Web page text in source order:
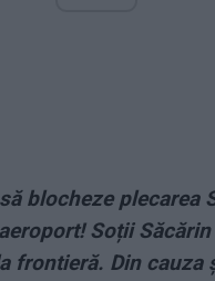
blocheze plecarea
Soții
frontieră. Din cauza